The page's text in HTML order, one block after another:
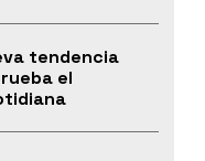
tendencia
el